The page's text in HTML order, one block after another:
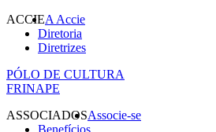
ACCIEA Accie
Diretoria
Diretrizes
PÓLO DE CULTURA
FRINAPE
ASSOCIADOSAssocie-se
Benefícios